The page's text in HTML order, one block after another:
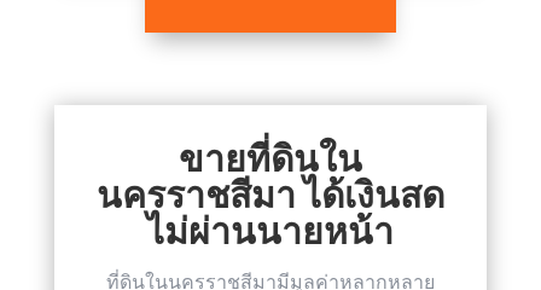
ขายที่ดินใน
นครราชสีมา ได้เงินสด
ไม่ผ่านนายหน้า
ที่ดินในนครราชสีมามีมูลค่าหลากหลาย